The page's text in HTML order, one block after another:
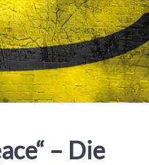
– Die